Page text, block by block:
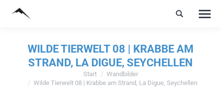
WILDE TIERWELT 08 | KRABBE AM
STRAND, LA DIGUE, SEYCHELLEN
Start
Wandbilder
Wilde Tierwelt 08 | Krabbe am Strand, La Digue, Seychellen